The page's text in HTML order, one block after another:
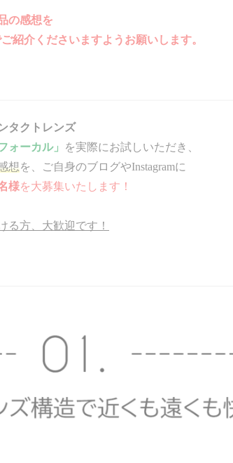
の感想を
紹介くださいますようお願いします。
タクトレンズ
ォーカル」
を実際にお試しいただき、
想を、ご自身のブログやInstagramに
様を大募集いたします！
る方、大歓迎です！